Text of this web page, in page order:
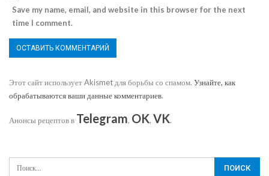
Save my name, email, and website in this browser for the next
time I comment.
Этот сайт использует Akismet для борьбы со спамом. Узнайте, как
обрабатываются ваши данные комментариев.
Анонсы рецептов в Telegram, OK, VK.